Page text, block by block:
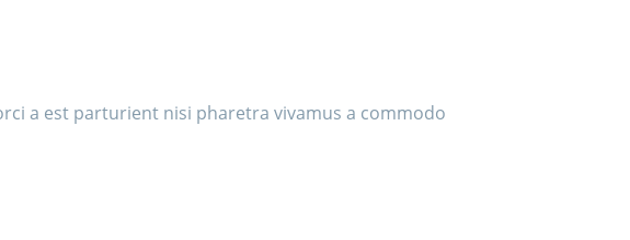
a est parturient nisi pharetra vivamus a commodo